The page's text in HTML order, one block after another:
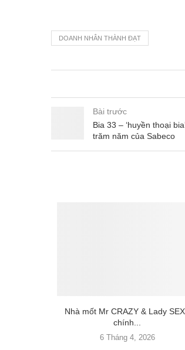
DOANH NHÂN THÀNH ĐẠT
Bài trước
Bia 33 – ‘huyền thoại
trăm năm của Sabeco
Nhà mốt Mr CRAZY & Lady
chính...
6 Tháng 4, 2026